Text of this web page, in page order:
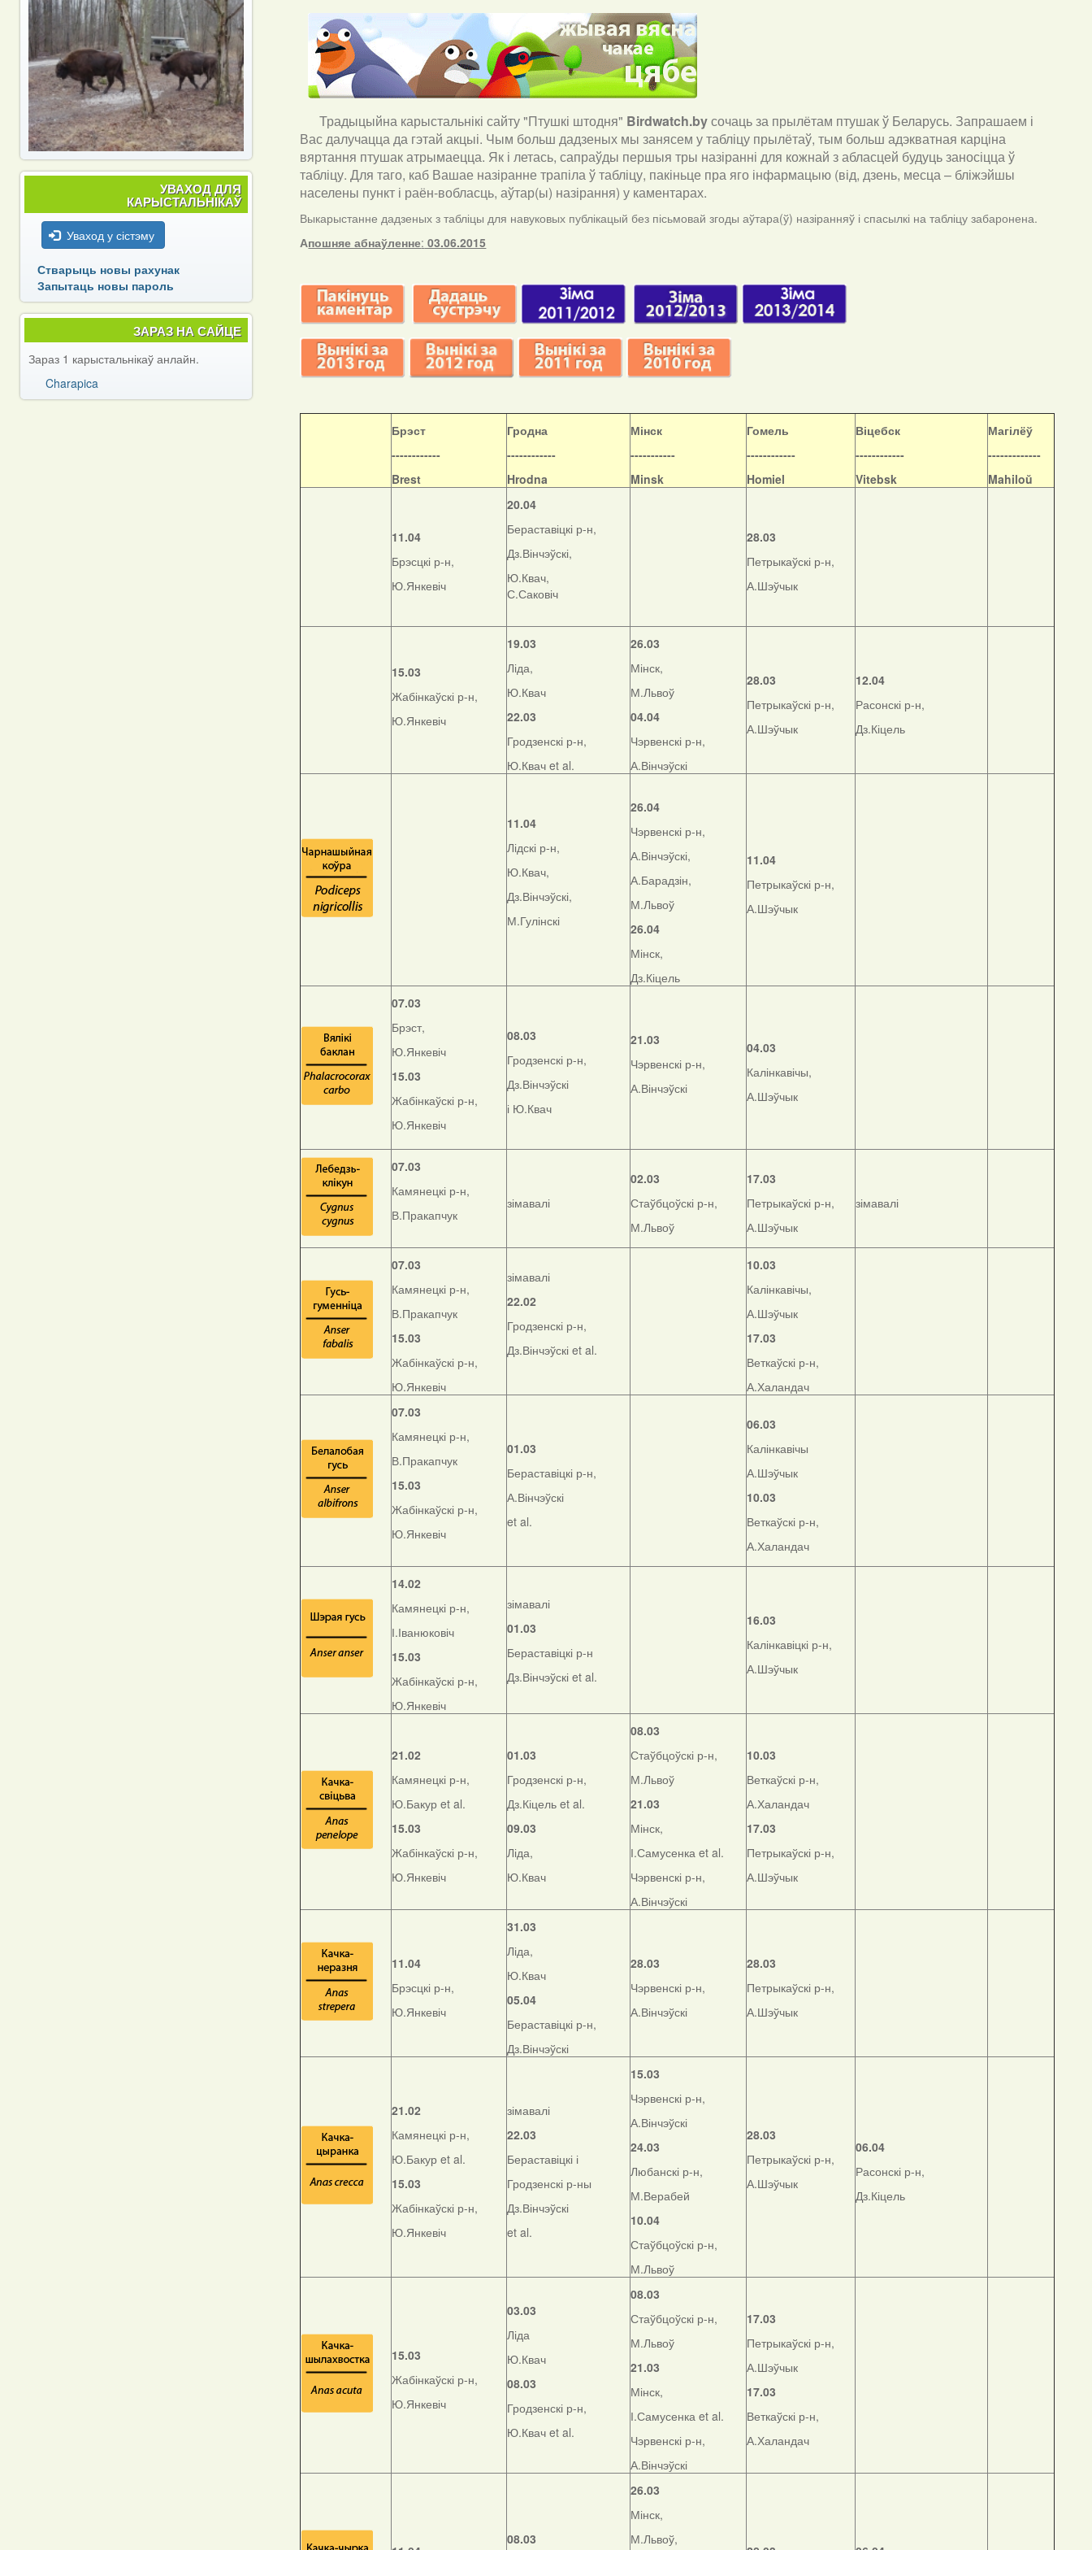
Традыцыйна карыстальнікі сайту "Птушкі штодня" Birdwatch.byсочаць за прылётам птушак ў Беларусь. Запрашаем і
Вас далучацца да гэтай акцыі. Чым больш дадзеных мы занясем у табліцу прылётаў, тым больш адэкватная карціна
вяртання птушак атрымаецца. Як і летась, сапраўды першыя тры назіранні для кожнай з абласцей будуць заносіцца ў
табліцу. Для таго, каб Вашае назіранне трапіла ў табліцу, пакіньце пра яго інфармацыю (від, дзень, месца – бліжэйшы
населены пункт і раён-вобласць, аўтар(ы) назірання) у каментарах.
Выкарыстанне дадзеных з табліцы для навуковых публікацый без пісьмовай згоды аўтара(ў) назіранняў і спасылкі на табліцу забаронена.
Апошняе абнаўленне: 03.06.2015
Брэст
------------
Brest
Гродна
------------
Hrodna
Мінск
-----------
Minsk
Гомель
------------
Homiel
Віцебск
------------
Vitebsk
Магілёў
-------------
Mahiloŭ
11.04
Брэсцкі р-н,
Ю.Янкевіч
20.04
Бераставіцкі р-н,
Дз.Вінчэўскі,
Ю.Квач,
С.Саковіч
28.03
Петрыкаўскі р-н,
А.Шэўчык
15.03
Жабінкаўскі р-н,
Ю.Янкевіч
19.03
Ліда,
Ю.Квач
22.03
Гродзенскі р-н,
Ю.Квач et al.
26.03
Мінск,
М.Львоў
04.04
Чэрвенскі р-н,
А.Вінчэўскі
28.03
Петрыкаўскі р-н,
А.Шэўчык
12.04
Расонскі р-н,
Дз.Кіцель
11.04
Лідскі р-н,
Ю.Квач,
Дз.Вінчэўскі,
М.Гулінскі
26.04
Чэрвенскі р-н,
А.Вінчэўскі,
А.Барадзін,
М.Львоў
26.04
Мінск,
Дз.Кіцель
11.04
Петрыкаўскі р-н,
А.Шэўчык
07.03
Брэст,
Ю.Янкевіч
15.03
Жабінкаўскі р-н,
Ю.Янкевіч
08.03
Гродзенскі р-н,
Дз.Вінчэўскі
і Ю.Квач
21.03
Чэрвенскі р-н,
А.Вінчэўскі
04.03
Калінкавічы,
А.Шэўчык
07.03
Камянецкі р-н,
В.Пракапчук
зімавалі
02.03
Стаўбцоўскі р-н,
М.Львоў
17.03
Петрыкаўскі р-н,
А.Шэўчык
зімавалі
07.03
Камянецкі р-н,
В.Пракапчук
15.03
Жабінкаўскі р-н,
Ю.Янкевіч
зімавалі
22.02
Гродзенскі р-н,
Дз.Вінчэўскі et al.
10.03
Калінкавічы,
А.Шэўчык
17.03
Веткаўскі р-н,
А.Халандач
07.03
Камянецкі р-н,
В.Пракапчук
15.03
Жабінкаўскі р-н,
Ю.Янкевіч
01.03
Бераставіцкі р-н,
А.Вінчэўскі
et al.
06.03
Калінкавічы
А.Шэўчык
10.03
Веткаўскі р-н,
А.Халандач
14.02
Камянецкі р-н,
І.Іванюковіч
15.03
Жабінкаўскі р-н,
Ю.Янкевіч
зімавалі
01.03
Бераставіцкі р-н
Дз.Вінчэўскі et al.
16.03
Калінкавіцкі р-н,
А.Шэўчык
21.02
Камянецкі р-н,
Ю.Бакур et al.
15.03
Жабінкаўскі р-н,
Ю.Янкевіч
01.03
Гродзенскі р-н,
Дз.Кіцель et al.
09.03
Ліда,
Ю.Квач
08.03
Стаўбцоўскі р-н,
М.Львоў
21.03
Мінск,
І.Самусенка et al.
Чэрвенскі р-н,
А.Вінчэўскі
10.03
Веткаўскі р-н,
А.Халандач
17.03
Петрыкаўскі р-н,
А.Шэўчык
11.04
Брэсцкі р-н,
Ю.Янкевіч
31.03
Ліда,
Ю.Квач
05.04
Бераставіцкі р-н,
Дз.Вінчэўскі
28.03
Чэрвенскі р-н,
А.Вінчэўскі
28.03
Петрыкаўскі р-н,
А.Шэўчык
21.02
Камянецкі р-н,
Ю.Бакур et al.
15.03
Жабінкаўскі р-н,
Ю.Янкевіч
зімавалі
22.03
Бераставіцкі і
Гродзенскі р-ны
Дз.Вінчэўскі
et al.
15.03
Чэрвенскі р-н,
А.Вінчэўскі
24.03
Любанскі р-н,
М.Верабей
10.04
Стаўбцоўскі р-н,
М.Львоў
28.03
Петрыкаўскі р-н,
А.Шэўчык
06.04
Расонскі р-н,
Дз.Кіцель
15.03
Жабінкаўскі р-н,
Ю.Янкевіч
03.03
Ліда
Ю.Квач
08.03
Гродзенскі р-н,
Ю.Квач et al.
08.03
Стаўбцоўскі р-н,
М.Львоў
21.03
Мінск,
І.Самусенка et al.
Чэрвенскі р-н,
А.Вінчэўскі
17.03
Петрыкаўскі р-н,
А.Шэўчык
17.03
Веткаўскі р-н,
А.Халандач
08.03
26.03
Мінск,
М.Львоў,
УВАХОД ДЛЯ
КАРЫСТАЛЬНІКАЎ
Уваход у сістэму
Стварыць новы рахунак
Запытаць новы пароль
ЗАРАЗ НА САЙЦЕ
Зараз 1 карыстальнікаў анлайн.
Charapica